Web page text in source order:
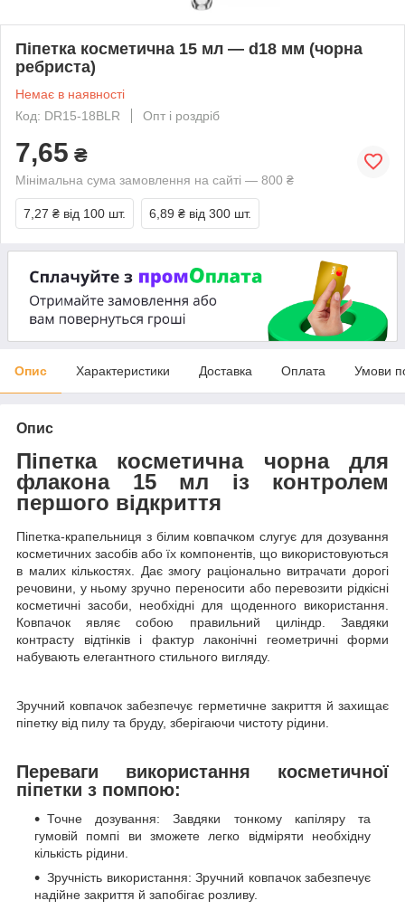
Піпетка косметична 15 мл — d18 мм (чорна
ребриста)
Немає в наявності
Код: DR15-18BLR
Опт і роздріб
7,65 ₴
Мінімальна сума замовлення на сайті — 800 ₴
7,27 ₴ від 100 шт. 6,89 ₴ від 300 шт.
Опис Характеристики Доставка Оплата Умови
Опис
Піпетка косметична чорна для
флакона 15 мл із контролем
першого відкриття
Піпетка-крапельниця з білим ковпачком слугує для дозування
косметичних засобів або їх компонентів, що використовуються
в малих кількостях. Дає змогу раціонально витрачати дорогі
речовини, у ньому зручно переносити або перевозити рідкісні
косметичні засоби, необхідні для щоденного використання.
Ковпачок являє собою правильний циліндр. Завдяки
контрасту відтінків і фактур лаконічні геометричні форми
набувають елегантного стильного вигляду.
Зручний ковпачок забезпечує герметичне закриття й захищає
піпетку від пилу та бруду, зберігаючи чистоту рідини.
Переваги використання косметичної
піпетки з помпою:
Точне дозування: Завдяки тонкому капіляру та
гумовій помпі ви зможете легко відміряти необхідну
кількість рідини.
Зручність використання: Зручний ковпачок забезпечує
надійне закриття й запобігає розливу.